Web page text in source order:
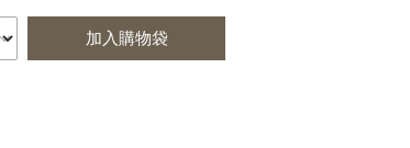
加入購物袋